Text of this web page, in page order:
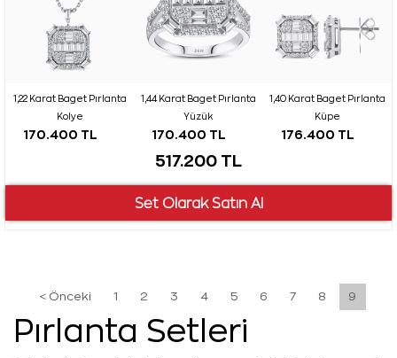
1,22 Karat Baget Pırlanta
Kolye
170.400 TL
1,44 Karat Baget Pırlanta
Yüzük
170.400 TL
1,40 Karat Baget Pırlanta
Küpe
176.400 TL
517.200 TL
< Önceki 1 2 3 4 5 6 7 8 9
Pırlanta Setleri